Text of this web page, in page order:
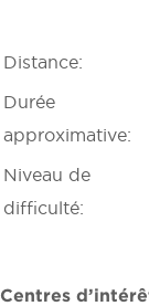
Distance:
Durée
approximative:
Niveau de
difficulté:
Centres